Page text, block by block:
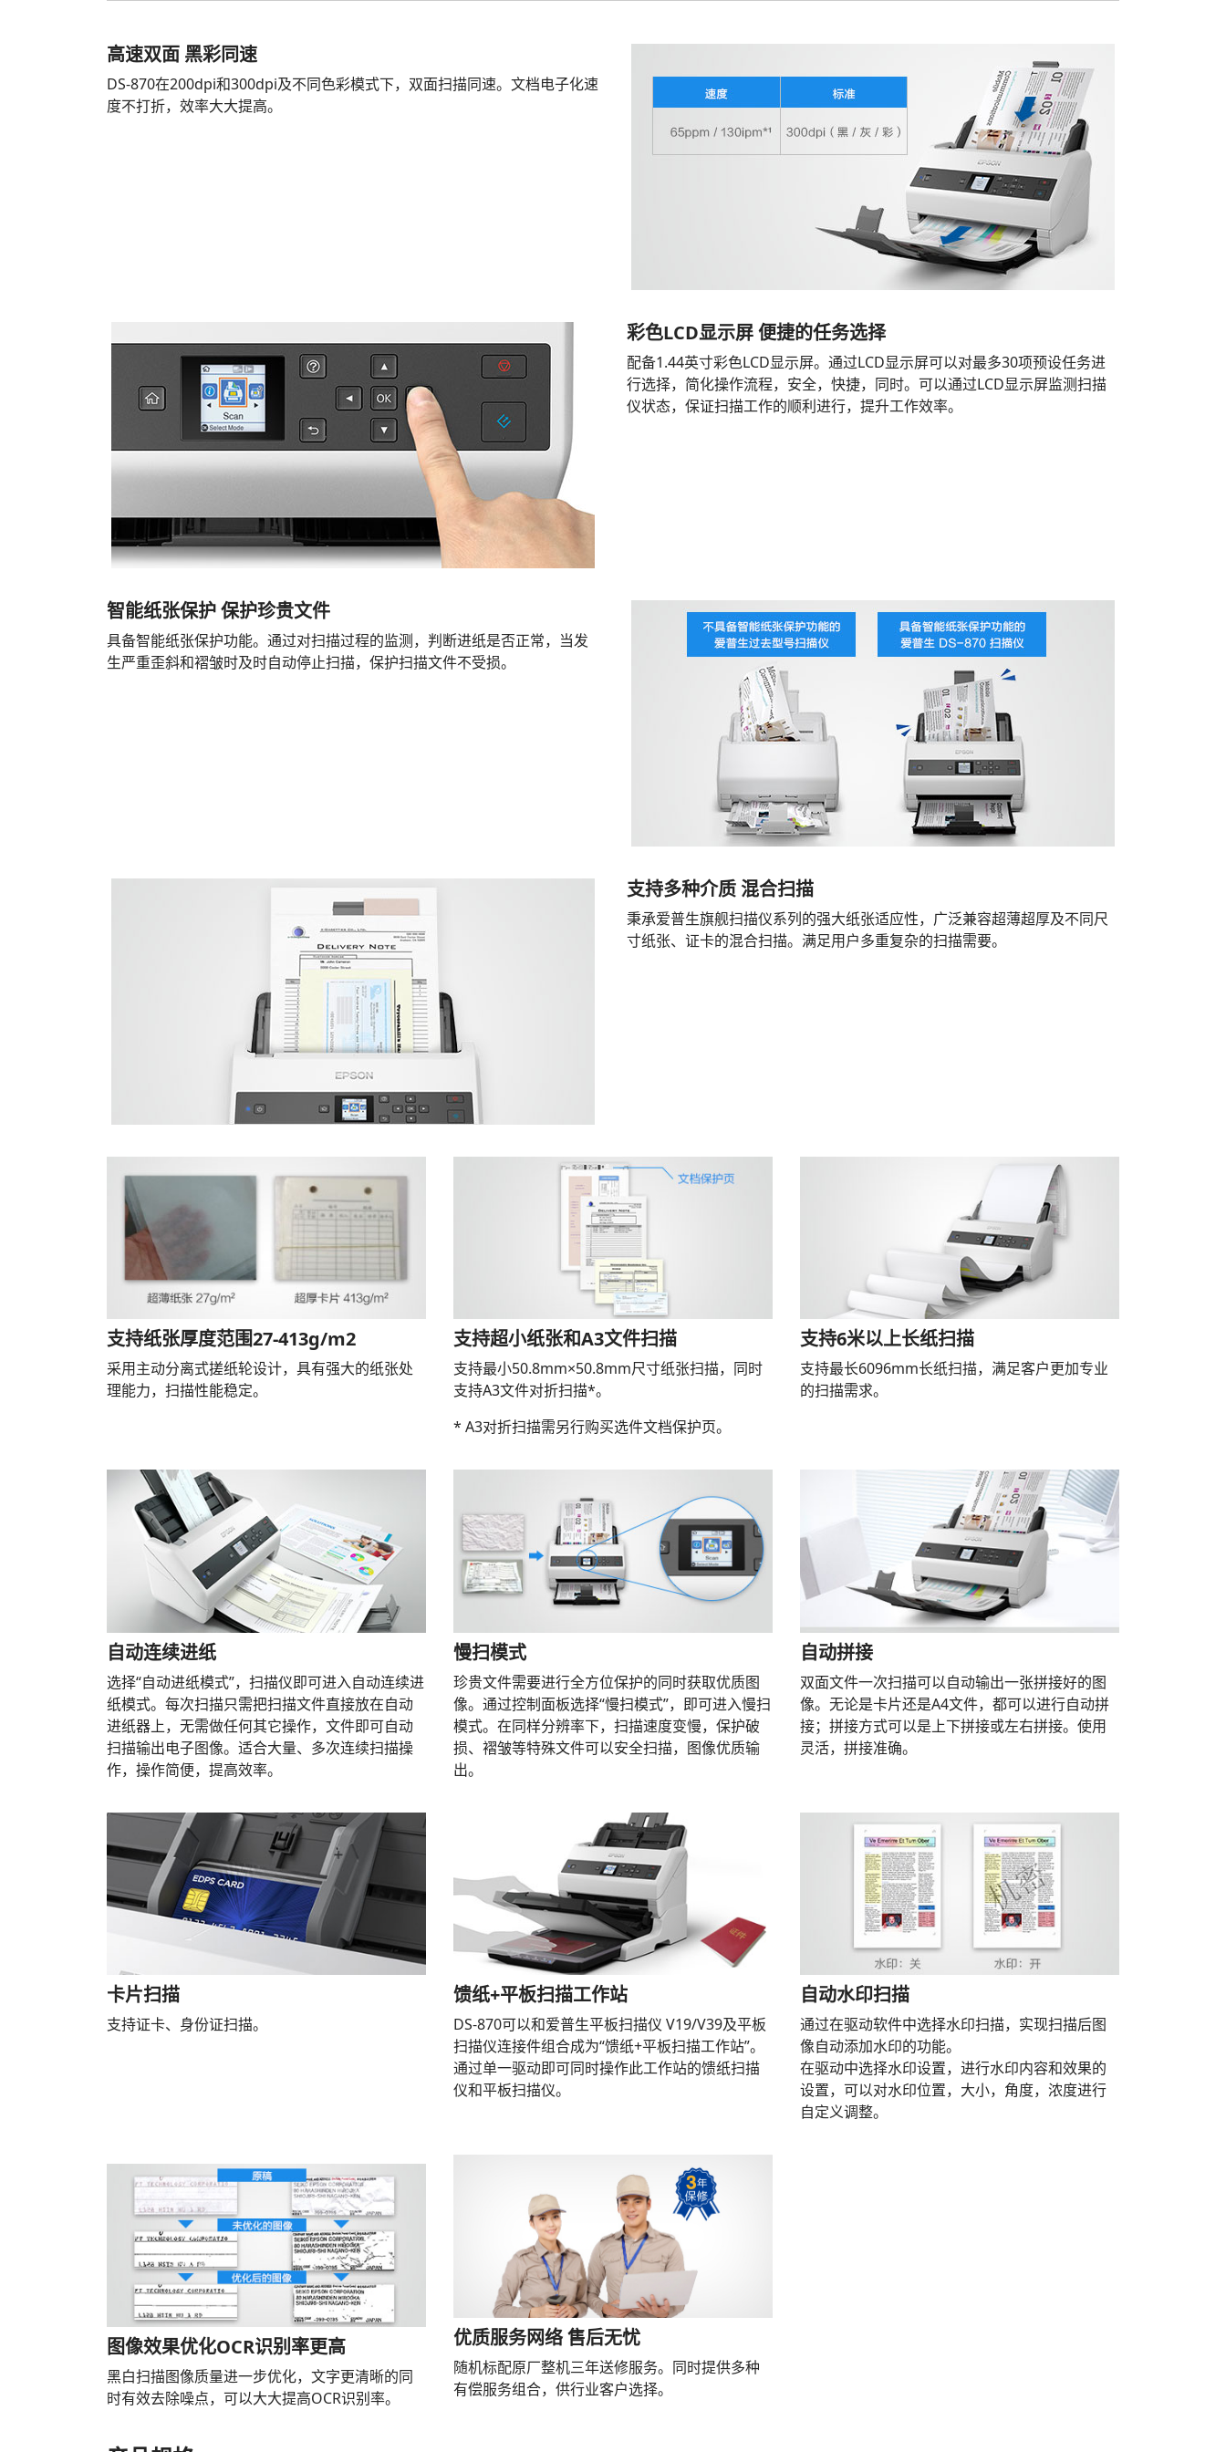
高速双面 黑彩同速
DS-870在200dpi和300dpi及不同色彩模式下，双面扫描同速。文档电子化速
度不打折，效率大大提高。
彩色LCD显示屏 便捷的任务选择
配备1.44英寸彩色LCD显示屏。通过LCD显示屏可以对最多30项预设任务进
行选择，简化操作流程，安全，快捷，同时。可以通过LCD显示屏监测扫描
仪状态，保证扫描工作的顺利进行，提升工作效率。
智能纸张保护 保护珍贵文件
具备智能纸张保护功能。通过对扫描过程的监测，判断进纸是否正常，当发
生严重歪斜和褶皱时及时自动停止扫描，保护扫描文件不受损。
支持多种介质 混合扫描
秉承爱普生旗舰扫描仪系列的强大纸张适应性，广泛兼容超薄超厚及不同尺
寸纸张、证卡的混合扫描。满足用户多重复杂的扫描需要。
支持纸张厚度范围27-413g/m2
采用主动分离式搓纸轮设计，具有强大的纸张处
理能力，扫描性能稳定。
支持超小纸张和A3文件扫描
支持最小50.8mm×50.8mm尺寸纸张扫描，同时
支持A3文件对折扫描*。
* A3对折扫描需另行购买选件文档保护页。
支持6米以上长纸扫描
支持最长6096mm长纸扫描，满足客户更加专业
的扫描需求。
自动连续进纸
选择“自动进纸模式”，扫描仪即可进入自动连续进
纸模式。每次扫描只需把扫描文件直接放在自动
进纸器上，无需做任何其它操作，文件即可自动
扫描输出电子图像。适合大量、多次连续扫描操
作，操作简便，提高效率。
慢扫模式
珍贵文件需要进行全方位保护的同时获取优质图
像。通过控制面板选择“慢扫模式”，即可进入慢扫
模式。在同样分辨率下，扫描速度变慢，保护破
损、褶皱等特殊文件可以安全扫描，图像优质输
出。
自动拼接
双面文件一次扫描可以自动输出一张拼接好的图
像。无论是卡片还是A4文件，都可以进行自动拼
接；拼接方式可以是上下拼接或左右拼接。使用
灵活，拼接准确。
卡片扫描
支持证卡、身份证扫描。
馈纸+平板扫描工作站
DS-870可以和爱普生平板扫描仪 V19/V39及平板
扫描仪连接件组合成为“馈纸+平板扫描工作站”。
通过单一驱动即可同时操作此工作站的馈纸扫描
仪和平板扫描仪。
自动水印扫描
通过在驱动软件中选择水印扫描，实现扫描后图
像自动添加水印的功能。
在驱动中选择水印设置，进行水印内容和效果的
设置，可以对水印位置，大小，角度，浓度进行
自定义调整。
图像效果优化OCR识别率更高
黑白扫描图像质量进一步优化，文字更清晰的同
时有效去除噪点，可以大大提高OCR识别率。
优质服务网络 售后无忧
随机标配原厂整机三年送修服务。同时提供多种
有偿服务组合，供行业客户选择。